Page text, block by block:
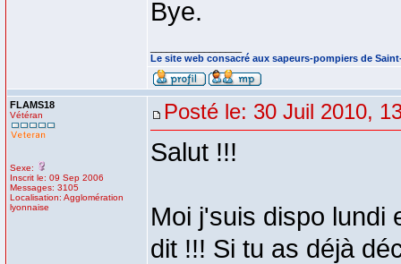
Bye.
Le site web consacré aux sapeurs-pompiers de
FLAMS18
Vétéran
Sexe:
Inscrit le: 09 Sep 2006
Messages: 3105
Localisation: Agglomération
lyonnaise
Posté le: 30 Juil 2010,
Salut !!!
Moi j'suis dispo lundi
dit !!! Si tu as déjà